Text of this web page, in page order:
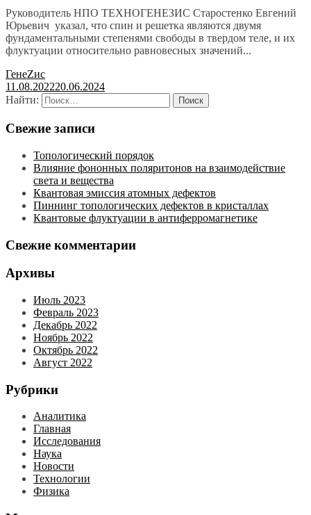
Руководитель НПО ТЕХНОГЕНЕЗИС Старостенко Евгений
Юрьевич указал, что спин и решетка являются двумя
фундаментальными степенями свободы в твердом теле, и их
флуктуации относительно равновесных значений...
ГенеZис
11.08.202220.06.2024
Найти:
Свежие записи
Топологический порядок
Влияние фононных поляритонов на взаимодействие
света и вещества
Квантовая эмиссия атомных дефектов
Пиннинг топологических дефектов в кристаллах
Квантовые флуктуации в антиферромагнетике
Свежие комментарии
Архивы
Июль 2023
Февраль 2023
Декабрь 2022
Ноябрь 2022
Октябрь 2022
Август 2022
Рубрики
Аналитика
Главная
Исследования
Наука
Новости
Технологии
Физика